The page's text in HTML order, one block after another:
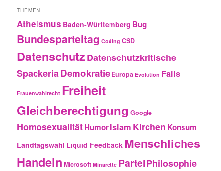
THEMEN
Atheismus Baden-Württemberg Bug
Bundesparteitag Coding CSD
DatenschutzDatenschutzkritische
SpackeriaDemokratie Europa Evolution Fails
Frauenwahlrecht Freiheit
Gleichberechtigung Google
HomosexualitätHumorIslam Kirchen Konsum
Landtagswahl Liquid Feedback Menschliches
Handeln Microsoft Minarette ParteiPhilosophie